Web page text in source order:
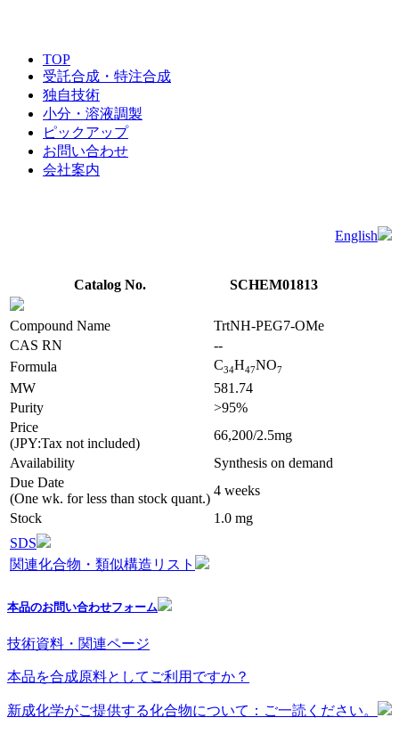
TOP
受託合成・特注合成
独自技術
小分・溶液調製
ピックアップ
お問い合わせ
会社案内
English
Catalog No. SCHEM01813
Compound Name
TrtNH-PEG7-OMe
CAS RN
--
Formula
C34H47NO7
MW
581.74
Purity
>95%
Price
(JPY:Tax not included)
66,200/2.5mg
Availability
Synthesis on demand
Due Date
(One wk. for less than stock quant.)
4 weeks
Stock
1.0 mg
SDS
関連化合物・類似構造リスト
本品のお問い合わせフォーム
技術資料・関連ページ
本品を合成原料としてご利用ですか？
新成化学がご提供する化合物について：ご一読ください。